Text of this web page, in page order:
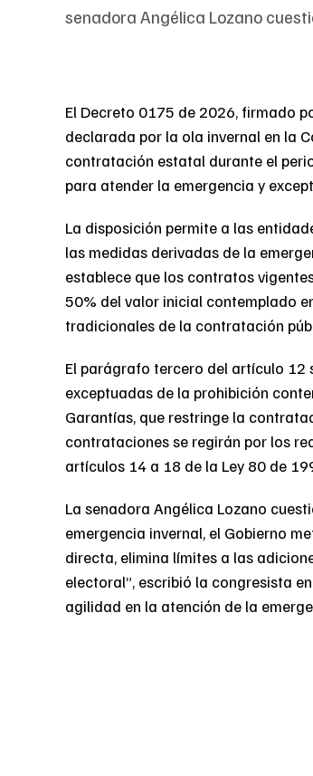
senadora Angélica Lozano
El Decreto 0175 de 2026, firmado
declarada por la ola invernal en la
contratación estatal durante el
para atender la emergencia y
La disposición permite a las
las medidas derivadas de la
establece que los contratos
50% del valor inicial contemplado
tradicionales de la contratación
El parágrafo tercero del artículo 12
exceptuadas de la prohibición
Garantías, que restringe la
contrataciones se regirán por los
artículos 14 a 18 de la Ley 80 de
La senadora Angélica Lozano
emergencia invernal, el Gobierno
directa, elimina límites a las
electoral”, escribió la congresista
agilidad en la atención de la